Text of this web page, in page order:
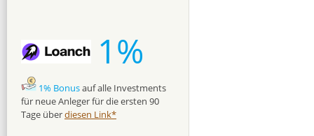
1%
1% Bonusauf alle Investments
für neue Anleger für die ersten 90
Tage überdiesen Link*